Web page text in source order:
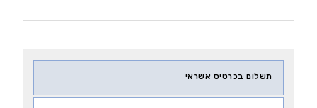
תשלום בכרטיס אשראי